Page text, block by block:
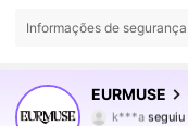
Informações de
EURMUSE
k***aseguiu
n***festá a